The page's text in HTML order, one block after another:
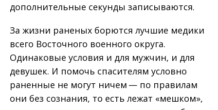
дополнительные секунды записываются.
За жизни раненых борются лучшие медики
всего Восточного военного округа.
Одинаковые условия и для мужчин, и для
девушек. И помочь спасителям условно
раненные не могут ничем — по правилам
они без сознания, то есть лежат «мешком»,